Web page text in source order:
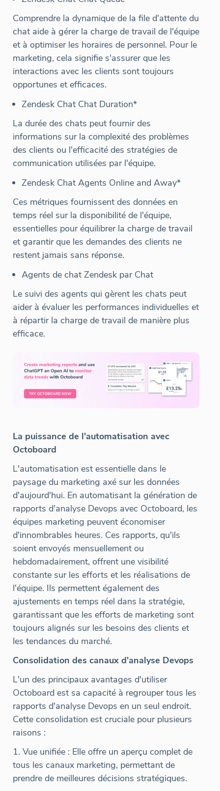
Comprendre la dynamique de la file d'attente du
chat aide à gérer la charge de travail de l'équipe
et à optimiser les horaires de personnel. Pour le
marketing, cela signifie s'assurer que les
interactions avec les clients sont toujours
opportunes et efficaces.
Zendesk Chat Chat Duration*
La durée des chats peut fournir des
informations sur la complexité des problèmes
des clients ou l'efficacité des stratégies de
communication utilisées par l'équipe.
Zendesk Chat Agents Online and Away*
Ces métriques fournissent des données en
temps réel sur la disponibilité de l'équipe,
essentielles pour équilibrer la charge de travail
et garantir que les demandes des clients ne
restent jamais sans réponse.
Agents de chat Zendesk par Chat
Le suivi des agents qui gèrent les chats peut
aider à évaluer les performances individuelles et
à répartir la charge de travail de manière plus
efficace.
La puissance de l'automatisation avec
Octoboard
L'automatisation est essentielle dans le
paysage du marketing axé sur les données
d'aujourd'hui. En automatisant la génération de
rapports d'analyse Devops avec Octoboard, les
équipes marketing peuvent économiser
d'innombrables heures. Ces rapports, qu'ils
soient envoyés mensuellement ou
hebdomadairement, offrent une visibilité
constante sur les efforts et les réalisations de
l'équipe. Ils permettent également des
ajustements en temps réel dans la stratégie,
garantissant que les efforts de marketing sont
toujours alignés sur les besoins des clients et
les tendances du marché.
Consolidation des canaux d'analyse Devops
L'un des principaux avantages d'utiliser
Octoboard est sa capacité à regrouper tous les
rapports d'analyse Devops en un seul endroit.
Cette consolidation est cruciale pour plusieurs
raisons :
1. Vue unifiée : Elle offre un aperçu complet de
tous les canaux marketing, permettant de
prendre de meilleures décisions stratégiques.